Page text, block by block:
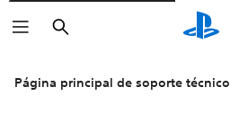
Buscar
Página principal de soporte técnico